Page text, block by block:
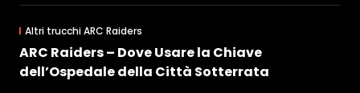
Altri trucchi ARC Raiders
ARC Raiders – Dove Usare la Chiave
dell’Ospedale della Città Sotterrata